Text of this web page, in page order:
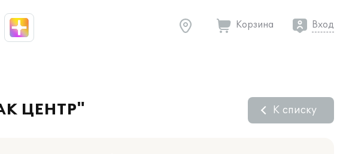
Корзина Вход
ЦЕНТР" К списку